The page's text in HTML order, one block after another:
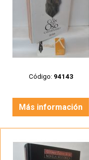
Código: 94143
Más información